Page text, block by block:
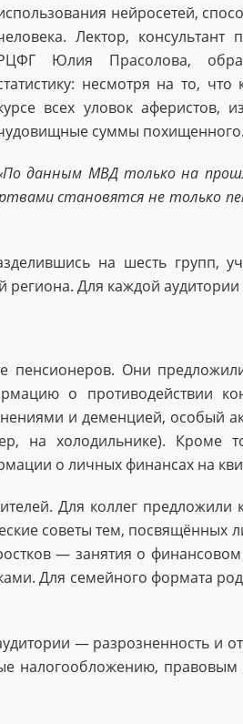
нейросетей,
Лектор,
Юлия Прасолова,
несмотря на то,
всех уловок аферистов,
суммы похищенного.
данным МВД только на
становятся не только
на шесть групп,
Для каждой
пенсионеров. Они
о противодействии
и деменцией, особый
на холодильнике). Кроме
о личных финансах на
Для коллег
советы тем, посвящённых
— занятия о финансовом
Для семейного формата
— разрозненность и
налогообложению, правовым